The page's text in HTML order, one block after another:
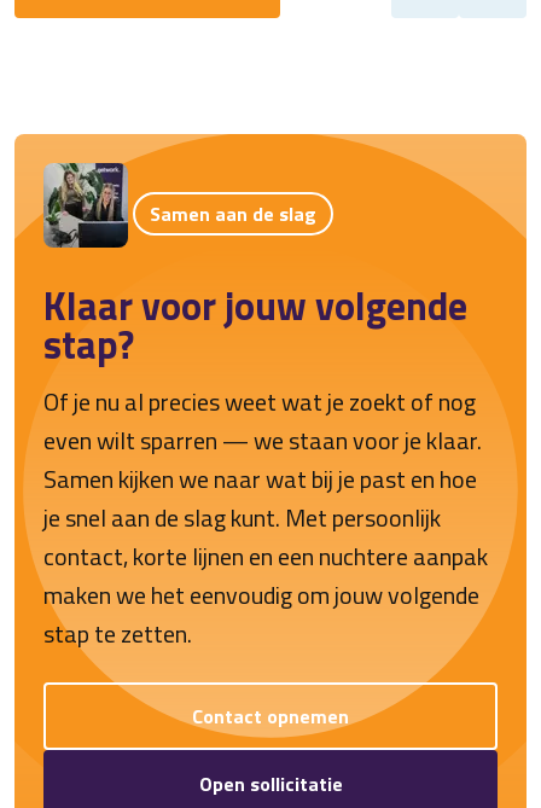
Samen aan de slag
Klaar voor jouw volgende
stap?
Of je nu al precies weet wat je zoekt of nog
even wilt sparren — we staan voor je klaar.
Samen kijken we naar wat bij je past en hoe
je snel aan de slag kunt. Met persoonlijk
contact, korte lijnen en een nuchtere aanpak
maken we het eenvoudig om jouw volgende
stap te zetten.
Contact opnemen
Open sollicitatie